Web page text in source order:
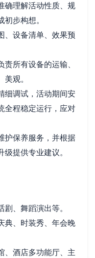
确理解活动性质、规
步构想。
、设备清单、效果预
责所有设备的运输、
观。
细调试，活动期间安
全程稳定运行，应对
护保养服务，并根据
提供专业建议。
剧、舞蹈演出等。
典、时装秀、年会晚
、酒店多功能厅、主